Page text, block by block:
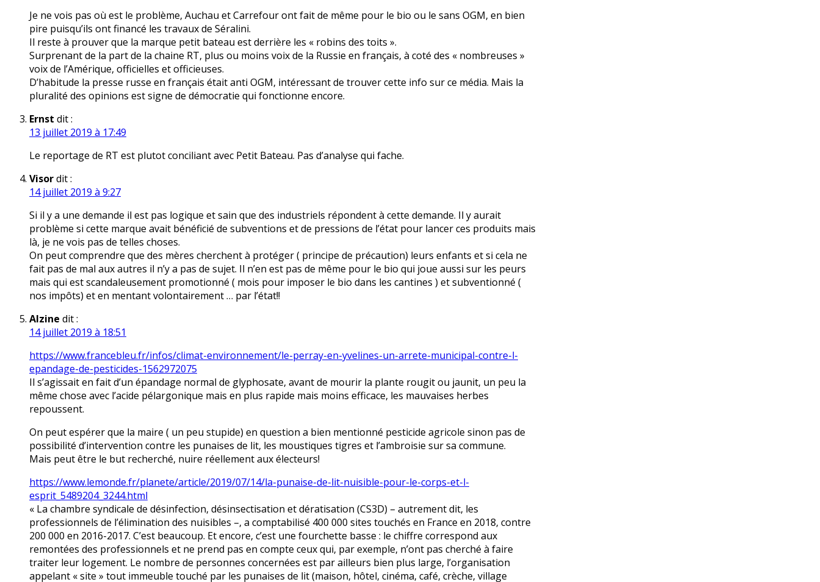
Je ne vois pas où est le problème, Auchau et Carrefour ont fait de même pour le bio ou le sans OGM, en bien
pire puisqu’ils ont financé les travaux de Séralini.
Il reste à prouver que la marque petit bateau est derrière les « robins des toits ».
Surprenant de la part de la chaine RT, plus ou moins voix de la Russie en français, à coté des « nombreuses »
voix de l’Amérique, officielles et officieuses.
D’habitude la presse russe en français était anti OGM, intéressant de trouver cette info sur ce média. Mais la
pluralité des opinions est signe de démocratie qui fonctionne encore.
Ernst dit :
13 juillet 2019 à 17:49
Le reportage de RT est plutot conciliant avec Petit Bateau. Pas d’analyse qui fache.
Visordit :
14 juillet 2019 à 9:27
Si il y a une demande il est pas logique et sain que des industriels répondent à cette demande. Il y aurait
problème si cette marque avait bénéficié de subventions et de pressions de l’état pour lancer ces produits mais
là, je ne vois pas de telles choses.
On peut comprendre que des mères cherchent à protéger ( principe de précaution) leurs enfants et si cela ne
fait pas de mal aux autres il n’y a pas de sujet. Il n’en est pas de même pour le bio qui joue aussi sur les peurs
mais qui est scandaleusement promotionné ( mois pour imposer le bio dans les cantines ) et subventionné (
nos impôts) et en mentant volontairement … par l’état!!
Alzine dit :
14 juillet 2019 à 18:51
https://www.francebleu.fr/infos/climat-environnement/le-perray-en-yvelines-un-arrete-municipal-contre-l-
epandage-de-pesticides-1562972075
Il s’agissait en fait d’un épandage normal de glyphosate, avant de mourir la plante rougit ou jaunit, un peu la
même chose avec l’acide pélargonique mais en plus rapide mais moins efficace, les mauvaises herbes
repoussent.
On peut espérer que la maire ( un peu stupide) en question a bien mentionné pesticide agricole sinon pas de
possibilité d’intervention contre les punaises de lit, les moustiques tigres et l’ambroisie sur sa commune.
Mais peut être le but recherché, nuire réellement aux électeurs!
https://www.lemonde.fr/planete/article/2019/07/14/la-punaise-de-lit-nuisible-pour-le-corps-et-l-
esprit_5489204_3244.html
« La chambre syndicale de désinfection, désinsectisation et dératisation (CS3D) – autrement dit, les
professionnels de l’élimination des nuisibles –, a comptabilisé 400 000 sites touchés en France en 2018, contre
200 000 en 2016-2017. C’est beaucoup. Et encore, c’est une fourchette basse : le chiffre correspond aux
remontées des professionnels et ne prend pas en compte ceux qui, par exemple, n’ont pas cherché à faire
traiter leur logement. Le nombre de personnes concernées est par ailleurs bien plus large, l’organisation
appelant « site » tout immeuble touché par les punaises de lit (maison, hôtel, cinéma, café, crèche, village